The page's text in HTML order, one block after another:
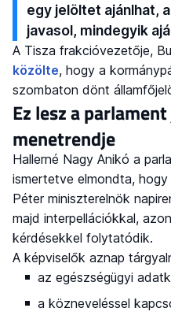
egy jelöltet ajánlhat,
javasol, mindegyik
A Tisza frakcióvezetője,
közölte, hogy a
szombaton dönt
Ez lesz a
menetrendje
Hallerné Nagy Anikó a
ismertetve elmondta,
Péter miniszterelnök
majd interpellációkkal,
kérdésekkel folytatódik.
A képviselők aznap
az egészségügyi
a közneveléssel